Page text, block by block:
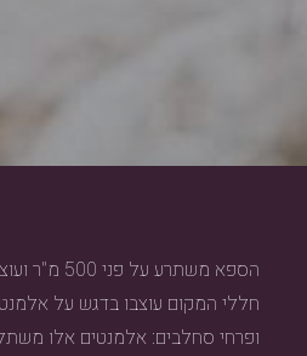
הספא
חללי המקום עוצבו בדגש על
ופרחי סחלבים: אלמנטים אלו